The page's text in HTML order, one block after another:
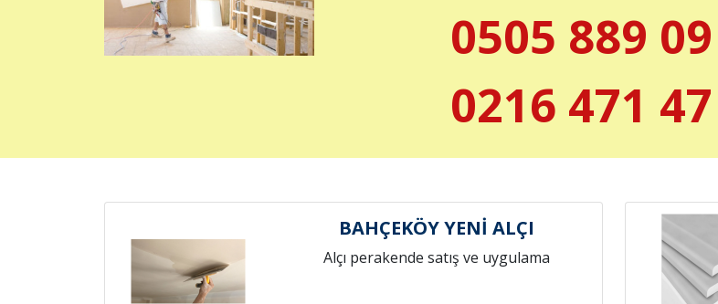
0505 889
0216 471
BAHÇEKÖY YENİ ALÇI
Alçı perakende satış ve uygulama